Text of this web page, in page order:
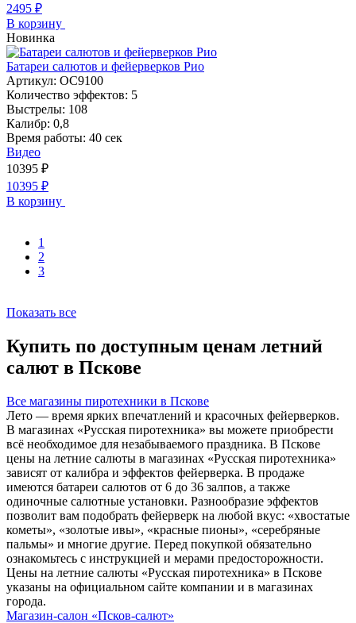
2495 ₽
В корзину
Новинка
Батареи салютов и фейерверков Рио
Артикул: ОС9100
Количество эффектов: 5
Выстрелы: 108
Калибр: 0,8
Время работы: 40 сек
Видео
10395 ₽
10395 ₽
В корзину
1
2
3
Показать все
Купить по доступным ценам летний
салют в Пскове
Все магазины пиротехники в Пскове
Лето — время ярких впечатлений и красочных фейерверков.
В магазинах «Русская пиротехника» вы можете приобрести
всё необходимое для незабываемого праздника. В Пскове
цены на летние салюты в магазинах «Русская пиротехника»
зависят от калибра и эффектов фейерверка. В продаже
имеются батареи салютов от 6 до 36 залпов, а также
одиночные салютные установки. Разнообразие эффектов
позволит вам подобрать фейерверк на любой вкус: «хвостатые
кометы», «золотые ивы», «красные пионы», «серебряные
пальмы» и многие другие. Перед покупкой обязательно
ознакомьтесь с инструкцией и мерами предосторожности.
Цены на летние салюты «Русская пиротехника» в Пскове
указаны на официальном сайте компании и в магазинах
города.
Магазин-салон «Псков-салют»